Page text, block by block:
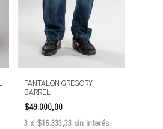
PANTALON GREGORY
BARREL
$49.000,00
3 x $16.333,33 sin interés